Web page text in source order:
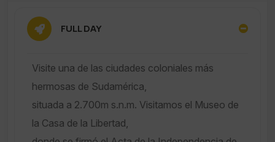
FULL DAY
Visite una de las ciudades coloniales más
hermosas de Sudamérica,
situada a 2.700m s.n.m. Visitamos el Museo de
la Casa de la Libertad,